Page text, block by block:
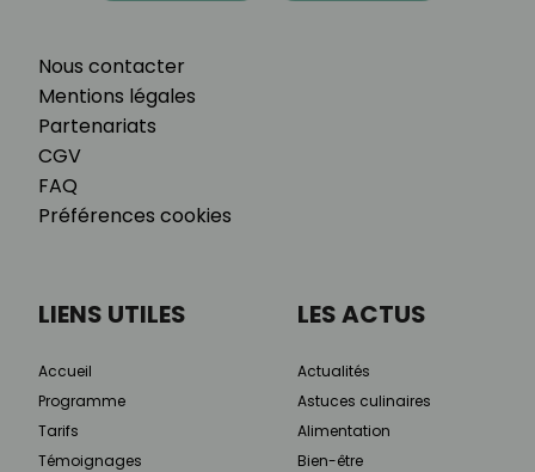
Nous contacter
Mentions légales
Partenariats
CGV
FAQ
Préférences cookies
LIENS UTILES
Accueil
Programme
Tarifs
Témoignages
LES ACTUS
Actualités
Astuces culinaires
Alimentation
Bien-être